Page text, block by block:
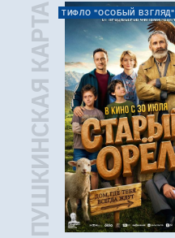
ПУШКИНСКАЯ КАРТА ТИФЛО "ОСОБЫЙ ВЗГЛЯД"